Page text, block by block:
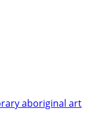
aboriginal art